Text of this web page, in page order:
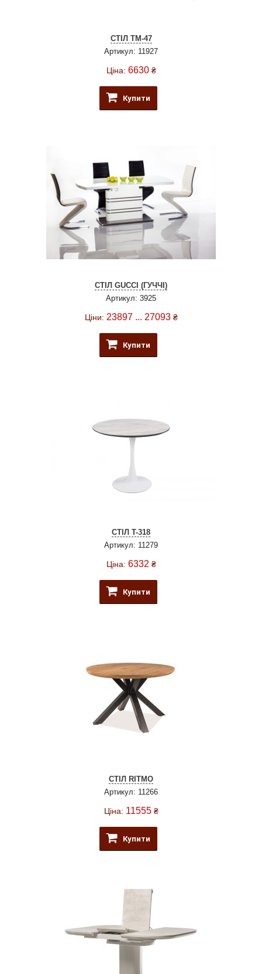
СТІЛ TM-47
Артикул: 11927
Ціна: 6630 ₴
Купити
СТІЛ GUCCI (ГУЧЧІ)
Артикул: 3925
Ціни: 23897 ... 27093 ₴
Купити
СТІЛ T-318
Артикул: 11279
Ціна: 6332 ₴
Купити
СТІЛ RITMO
Артикул: 11266
Ціна: 11555 ₴
Купити